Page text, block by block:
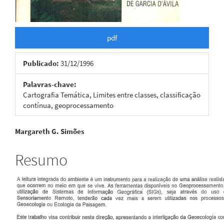
pdf
Publicado: 31/12/1996
Palavras-chave:
Cartografia Temática, Limites entre classes, classificação
contínua, geoprocessamento
Conteúdo
do
artigo
principal
Margareth G. Simões
Resumo